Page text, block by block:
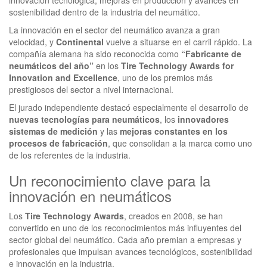
sostenibilidad dentro de la industria del neumático.
La innovación en el sector del neumático avanza a gran
velocidad, y Continental vuelve a situarse en el carril rápido. La
compañía alemana ha sido reconocida como “Fabricante de
neumáticos del año” en los Tire Technology Awards for
Innovation and Excellence, uno de los premios más
prestigiosos del sector a nivel internacional.
El jurado independiente destacó especialmente el desarrollo de
nuevas tecnologías para neumáticos, los innovadores
sistemas de medición y las mejoras constantes en los
procesos de fabricación, que consolidan a la marca como uno
de los referentes de la industria.
Un reconocimiento clave para la
innovación en neumáticos
Los Tire Technology Awards, creados en 2008, se han
convertido en uno de los reconocimientos más influyentes del
sector global del neumático. Cada año premian a empresas y
profesionales que impulsan avances tecnológicos, sostenibilidad
e innovación en la industria.